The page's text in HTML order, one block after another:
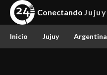
Conectando Jujuy
Inicio Jujuy Argentina